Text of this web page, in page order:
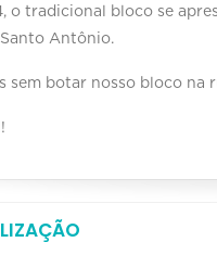
o tradicional bloco se
Antônio.
sem botar nosso bloco na